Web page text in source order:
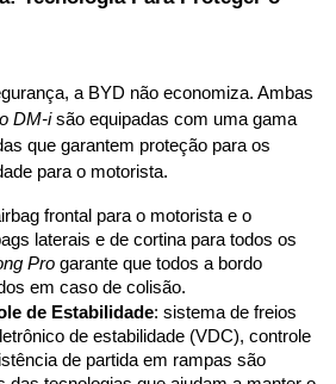
a BYD não economiza. Ambas
DM-i são equipadas com uma gama
que garantem proteção para os
para o motorista.
frontal para o motorista e o
laterais e de cortina para todos os
Pro garante que todos a bordo
em caso de colisão.
de Estabilidade: sistema de freios
de estabilidade (VDC), controle
de partida em rampas são